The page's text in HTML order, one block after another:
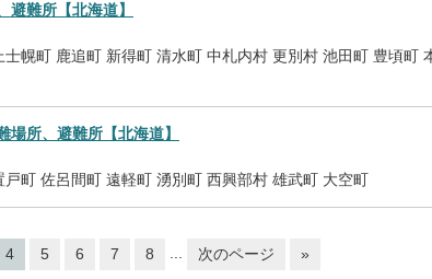
難所【北海道】
士幌町 鹿追町 新得町 清水町 中札内村 更別村 池田町 豊頃町
所、避難所【北海道】
戸町 佐呂間町 遠軽町 湧別町 西興部村 雄武町 大空町
4 5 6 7 8 ... 次のページ »